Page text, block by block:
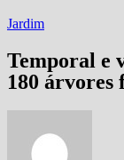
Jardim
Temporal e
180 árvores